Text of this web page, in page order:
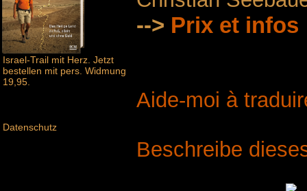
Israel-Trail mit Herz. Jetzt
bestellen mit pers. Widmung
19,95.
Datenschutz
--> Prix ​​et infos
Aide-moi à
Beschreibe